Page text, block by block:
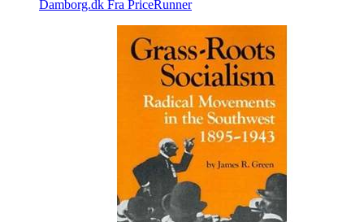
Damborg.dk Fra PriceRunner